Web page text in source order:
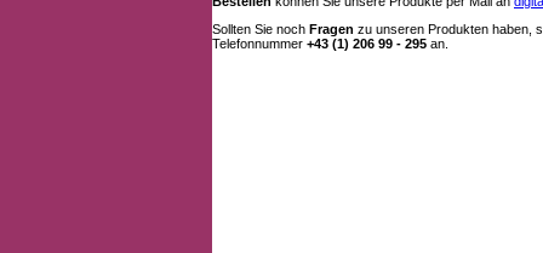
Sollten Sie noch Fragen zu unseren Produkten haben,
Telefonnummer +43 (1) 206 99 - 295 an.